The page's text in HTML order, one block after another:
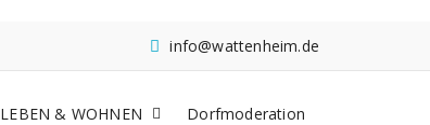
info@wattenheim.de
LEBEN & WOHNEN Dorfmoderation